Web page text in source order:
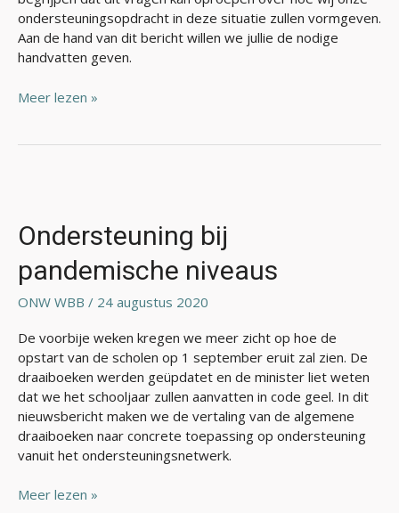
ondersteuningsopdracht in deze situatie zullen vormgeven.
Aan de hand van dit bericht willen we jullie de nodige
handvatten geven.
Meer lezen »
Ondersteuning bij
pandemische niveaus
ONW WBB / 24 augustus 2020
De voorbije weken kregen we meer zicht op hoe de
opstart van de scholen op 1 september eruit zal zien. De
draaiboeken werden geüpdatet en de minister liet weten
dat we het schooljaar zullen aanvatten in code geel. In dit
nieuwsbericht maken we de vertaling van de algemene
draaiboeken naar concrete toepassing op ondersteuning
vanuit het ondersteuningsnetwerk.
pandemische
niveaus
Meer lezen »